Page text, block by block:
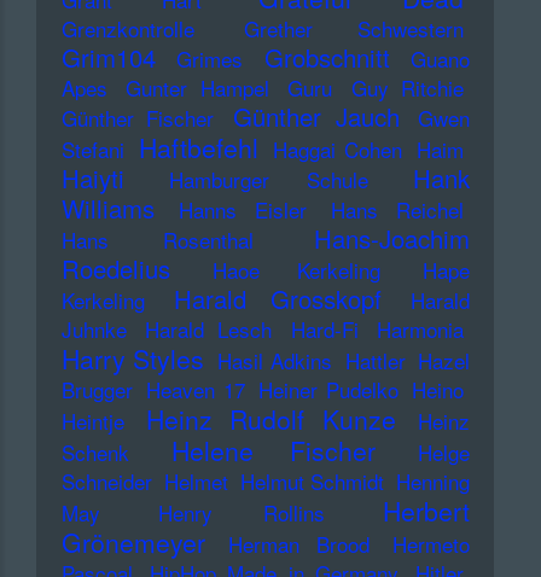
Grenzkontrolle Grether Schwestern
Grim104 Grimes Grobschnitt
Guano
Apes
Gunter Hampel Guru
Guy Ritchie
Günther Fischer
Günther Jauch
Gwen
Stefani Haftbefehl Haggai Cohen Haim
Haiyti Hamburger Schule
Hank
Williams
Hanns Eisler
Hans Reichel
Hans Rosenthal
Hans-Joachim
Roedelius
Haoe Kerkeling
Hape
Kerkeling
Harald Grosskopf
Harald
Juhnke
Harald Lesch Hard-Fi Harmonia
Harry Styles Hasil Adkins Hattler Hazel
Brugger Heaven 17 Heiner Pudelko Heino
Heintje
Heinz Rudolf Kunze
Heinz
Schenk
Helene Fischer
Helge
Schneider Helmet Helmut Schmidt Henning
May
Henry Rollins
Herbert
Grönemeyer
Herman Brood
Hermeto